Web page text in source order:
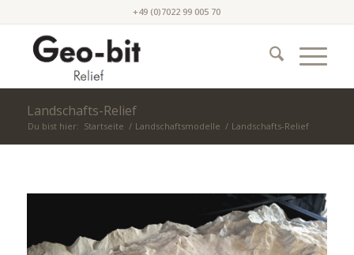
+49 (0)7022 99 005 70
Landschafts-Relief
Du bist hier: Startseite / Landschaftsmodelle / Landschafts-Relief